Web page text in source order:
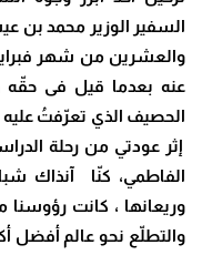
السفير الوزير محمد بن
عنه بعدما قيل فى حقّه
الحصيف الذي تعرّفتُ عليه
إثر عودتي من رحلة
الفاطمي، كنّا آنذاك
وريعانها ، كانت رؤوسنا
والتطلّع نحو عالم أفضل